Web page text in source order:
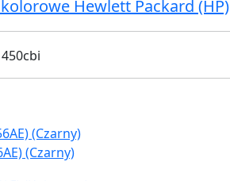
Hewlett Packard (HP)
(Czarny)